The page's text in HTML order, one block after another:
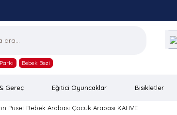
Bebek Bezi
Gereç Eğitici Oyuncaklar Bisikletler
Bebek Arabası Çocuk Arabası KAHVE